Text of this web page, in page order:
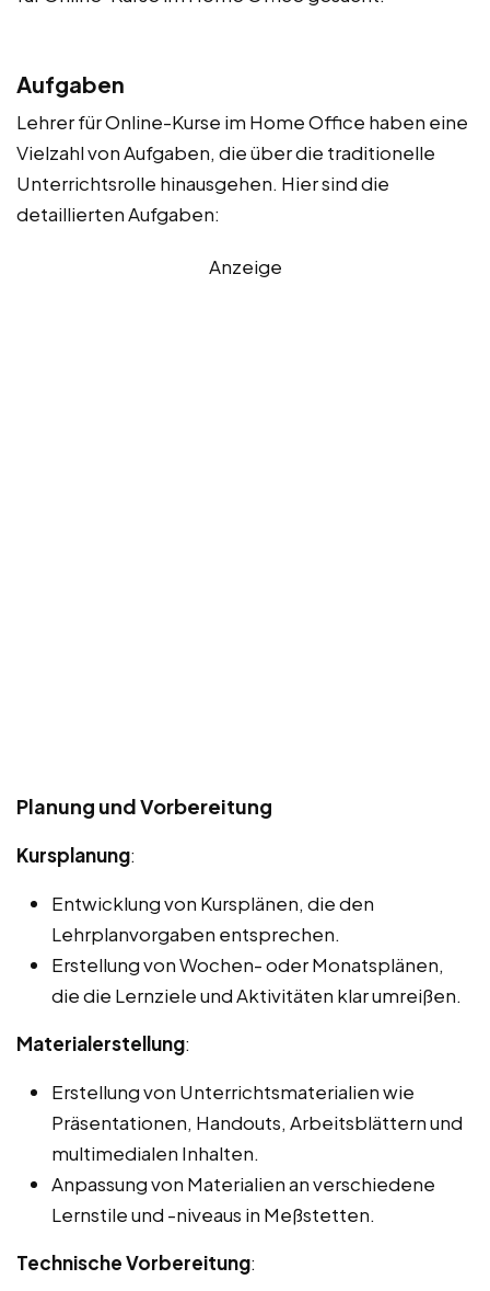
Aufgaben
Lehrer für Online-Kurse im Home Office haben eine
Vielzahl von Aufgaben, die über die traditionelle
Unterrichtsrolle hinausgehen. Hier sind die
detaillierten Aufgaben:
Anzeige
Planung und Vorbereitung
Kursplanung:
Entwicklung von Kursplänen, die den
Lehrplanvorgaben entsprechen.
Erstellung von Wochen- oder Monatsplänen,
die die Lernziele und Aktivitäten klar umreißen.
Materialerstellung:
Erstellung von Unterrichtsmaterialien wie
Präsentationen, Handouts, Arbeitsblättern und
multimedialen Inhalten.
Anpassung von Materialien an verschiedene
Lernstile und -niveaus in Meßstetten.
Technische Vorbereitung: